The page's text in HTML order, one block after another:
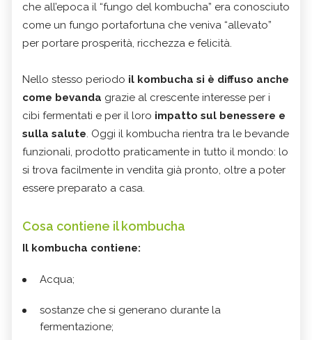
che all’epoca il “fungo del kombucha” era conosciuto
come un fungo portafortuna che veniva “allevato”
per portare prosperità, ricchezza e felicità.
Nello stesso periodo il kombucha si è diffuso anche
come bevanda grazie al crescente interesse per i
cibi fermentati e per il loro impatto sul benessere e
sulla salute. Oggi il kombucha rientra tra le bevande
funzionali, prodotto praticamente in tutto il mondo: lo
si trova facilmente in vendita già pronto, oltre a poter
essere preparato a casa.
Cosa contiene il kombucha
Il kombucha contiene:
Acqua;
sostanze che si generano durante la
fermentazione;